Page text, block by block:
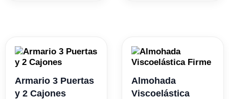
Armario 3 Puertas
y 2 Cajones
Almohada
Viscoelástica